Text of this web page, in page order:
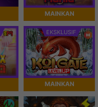
MAINKAN
EKSKLUSIF
MAINKAN